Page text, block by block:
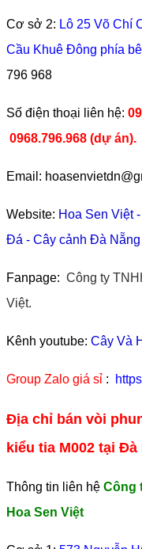
Cơ sở 2: Lô 25 Võ Chí
Cầu Khuê Đông phía
796 968
​Số điện thoại liên hệ:
0968.796.968 (dự án).
Email:
Website: Hoa Sen Việt-
Đá - Cây cảnh Đà Nẵng
Fanpage: Công ty
Việt.
Kênh youtube: Cây Và
Group Zalo giá sỉ :
Địa chỉ bán vòi
kiểu tia M002 tại Đà
Thông tin liên hệ Công
Hoa Sen Việt